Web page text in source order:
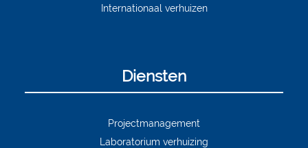
Internationaal verhuizen
Diensten
Projectmanagement
Laboratorium verhuizing